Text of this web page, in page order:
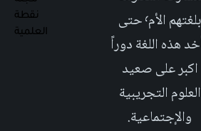
بلغتهم الأم٬ حتى
هذه اللغة دوراً
اكبر على صعيد
العلوم التجريبية
والإجتماعية.